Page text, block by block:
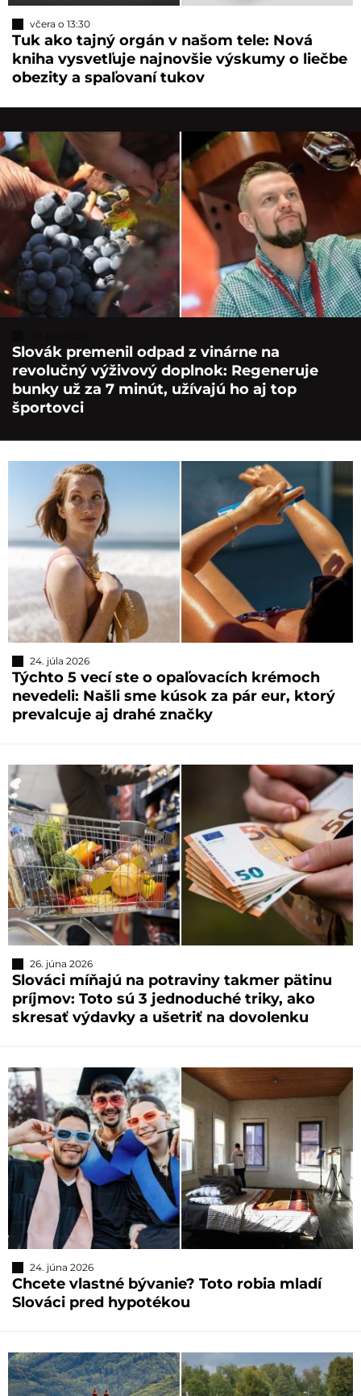
včera o 13:30
Tuk ako tajný orgán v našom tele: Nová
kniha vysvetľuje najnovšie výskumy o liečbe
obezity a spaľovaní tukov
Slovák premenil odpad z vinárne na
revolučný výživový doplnok: Regeneruje
bunky už za 7 minút, užívajú ho aj top
športovci
24. júla 2026
Týchto 5 vecí ste o opaľovacích krémoch
nevedeli: Našli sme kúsok za pár eur, ktorý
prevalcuje aj drahé značky
26. júna 2026
Slováci míňajú na potraviny takmer pätinu
príjmov: Toto sú 3 jednoduché triky, ako
skresať výdavky a ušetriť na dovolenku
24. júna 2026
Chcete vlastné bývanie? Toto robia mladí
Slováci pred hypotékou